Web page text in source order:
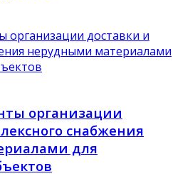
организации
снабжения
для